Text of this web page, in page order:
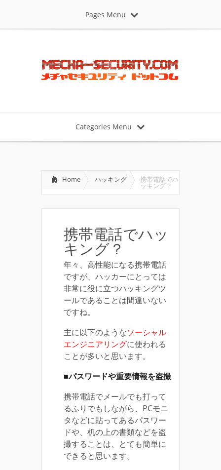
Pages Menu
Categories Menu
Home ハッキング 携帯電話でハ
ッキング？
携帯電話でハッ
キング？
年々、高性能になる携帯電話
ですが、ハッカーにとっては
非常に役に立つハッキングツ
ールであることは間違いない
ですね。
主に以下のようなソーシャル
エンジニアリングに使われる
ことが多いと思います。
■パスワードや重要情報を盗撮
携帯電話でメールでも打って
るふりでもしながら、PCモニ
タなどに貼ってあるパスワー
ドや、机の上の書類などを盗
撮することは、とても簡単に
できると思います。